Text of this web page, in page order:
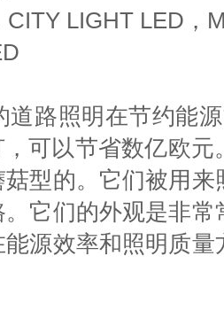
CITY LIGHT LED，
道路照明在节约能
可以节省数亿欧元
型的。它们被用来
它们的外观是非常
源效率和照明质量